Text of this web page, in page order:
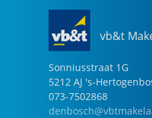
vb&t
Sonniusstraat 1G
5212 AJ 's-
073-7502868